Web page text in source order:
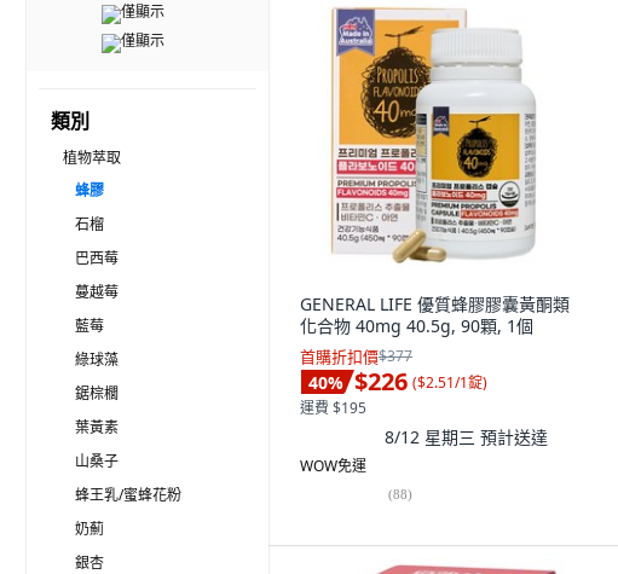
僅顯示
僅顯示
類別
植物萃取
蜂膠
石榴
巴西莓
蔓越莓
藍莓
綠球藻
鋸棕櫚
葉黃素
山桑子
蜂王乳/蜜蜂花粉
奶薊
銀杏
GENERAL LIFE 優質蜂膠膠囊黃酮類
化合物 40mg 40.5g, 90顆, 1個
首購折扣價$377
40% $226 ($2.51/1錠)
運費 $195
8/12 星期三 預計送達
WOW免運
(88)